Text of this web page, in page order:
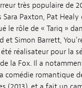
très populaire de
Sara Paxton, Pat
le rôle de « Tariq »
et Simon Barrett,
réalisateur pour la
la Fox. Il a
comédie romantique